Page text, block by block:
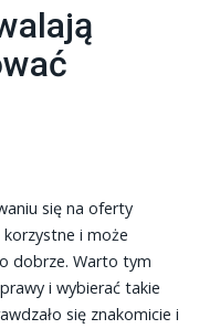
się na oferty
i może
dobrze. Warto tym
i wybierać takie
się znakomicie i